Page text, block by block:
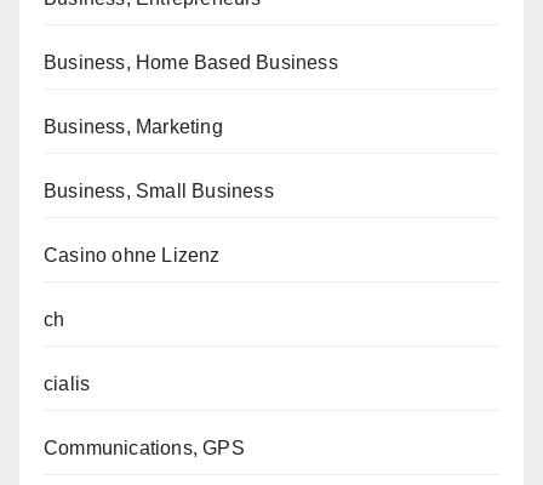
Business, Home Based Business
Business, Marketing
Business, Small Business
Casino ohne Lizenz
ch
cialis
Communications, GPS